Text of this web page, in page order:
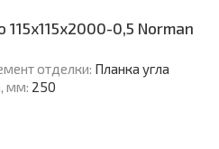
0,5 Norman
отделки: Планка угла
мм: 250